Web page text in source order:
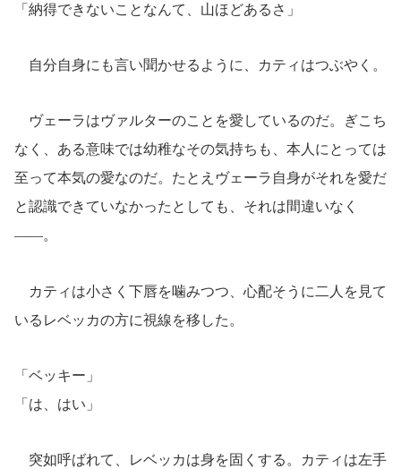
「納得できないことなんて、山ほどあるさ」
自分自身にも言い聞かせるように、カティはつぶやく。
ヴェーラはヴァルターのことを愛しているのだ。ぎこち
なく、ある意味では幼稚なその気持ちも、本人にとっては
至って本気の愛なのだ。たとえヴェーラ自身がそれを愛だ
と認識できていなかったとしても、それは間違いなく
――。
カティは小さく下唇を噛みつつ、心配そうに二人を見て
いるレベッカの方に視線を移した。
「ベッキー」
「は、はい」
突如呼ばれて、レベッカは身を固くする。カティは左手